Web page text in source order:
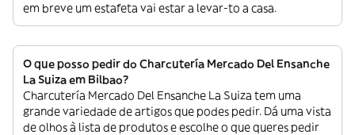
em breve um estafeta vai estar a levar-to a casa.
O que posso pedir do Charcutería Mercado Del Ensanche
La Suiza em Bilbao?
Charcutería Mercado Del Ensanche La Suiza tem uma
grande variedade de artigos que podes pedir. Dá uma vista
de olhos à lista de produtos e escolhe o que queres pedir